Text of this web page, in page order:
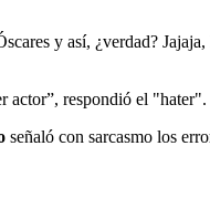
y así, ¿verdad?
actor”, respondió el "hater".
señaló con sarcasmo los